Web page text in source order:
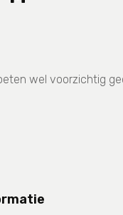
wel voorzichtig